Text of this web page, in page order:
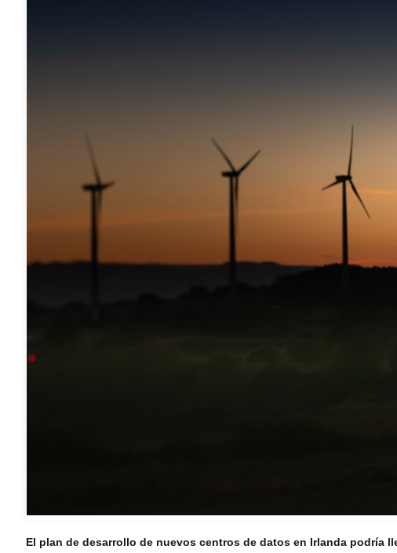
El plan de desarrollo de nuevos centros de datos en Irlanda podría